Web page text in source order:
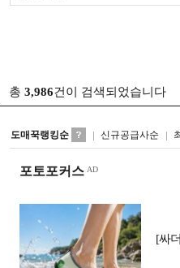
총 3,986건이 검색되었습니다
도매꾹랭킹순 신규공급사순
포토포커스
[싸